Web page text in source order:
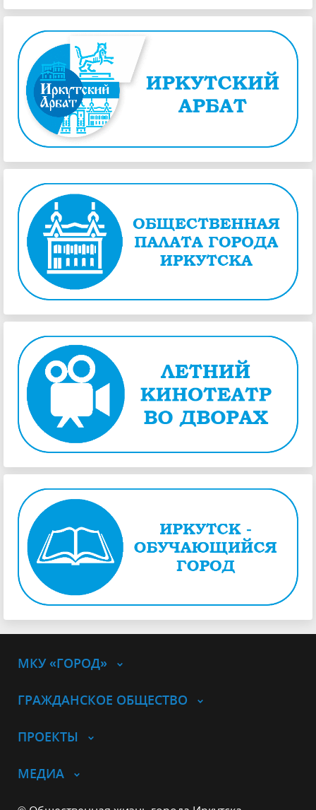
МКУ «ГОРОД»
ГРАЖДАНСКОЕ ОБЩЕСТВО
ПРОЕКТЫ
МЕДИА